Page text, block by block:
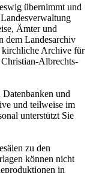
übernimmt und
Ämter und
dem Landesarchiv
kirchliche Archive für
Albrechts-
und
und teilweise im
unterstützt Sie
zu den
können nicht
in